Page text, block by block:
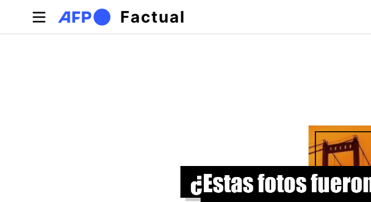
Pasar al contenido principal
Factual
Solapas principales